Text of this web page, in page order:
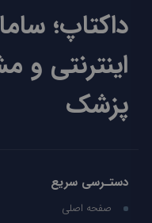
داکتاپ؛
اینترنتی و
پزشک
دستـرسی سریع
صفحه اصلی